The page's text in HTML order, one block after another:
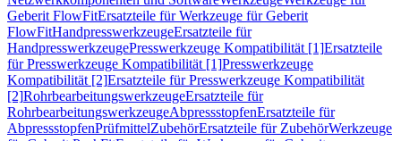
Geberit FlowFitErsatzteile für Werkzeuge für Geberit
FlowFitHandpresswerkzeugeErsatzteile für
HandpresswerkzeugePresswerkzeuge Kompatibilität [1]Ersatzteile
für Presswerkzeuge Kompatibilität [1]Presswerkzeuge
Kompatibilität [2]Ersatzteile für Presswerkzeuge Kompatibilität
[2]RohrbearbeitungswerkzeugeErsatzteile für
RohrbearbeitungswerkzeugeAbpressstopfenErsatzteile für
AbpressstopfenPrüfmittelZubehörErsatzteile für ZubehörWerkzeuge